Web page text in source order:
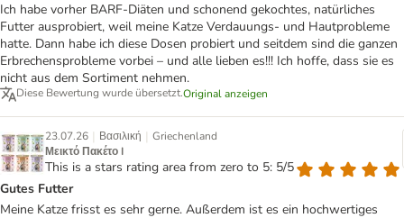
Ich habe vorher BARF-Diäten und schonend gekochtes, natürliches
Futter ausprobiert, weil meine Katze Verdauungs- und Hautprobleme
hatte. Dann habe ich diese Dosen probiert und seitdem sind die ganzen
Erbrechensprobleme vorbei – und alle lieben es!!! Ich hoffe, dass sie es
nicht aus dem Sortiment nehmen.
Diese Bewertung wurde übersetzt.Original anzeigen
23.07.26 | Βασιλική | Griechenland
Μεικτό Πακέτο I
This is a stars rating area from zero to 5: 5/5
Gutes Futter
Meine Katze frisst es sehr gerne. Außerdem ist es ein hochwertiges